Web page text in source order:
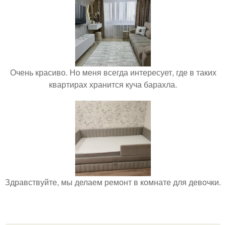
Очень красиво. Но меня всегда интересует, где в таких
квартирах хранится куча барахла.
Здравствуйте, мы делаем ремонт в комнате для девочки.